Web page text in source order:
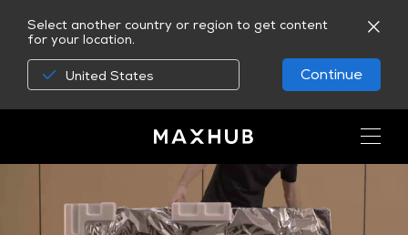
Select another country or region to get content
for your location.
United States Continue